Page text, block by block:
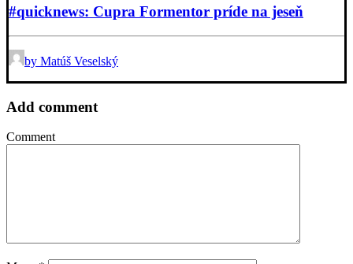
#quicknews: Cupra Formentor príde na jeseň
by Matúš Veselský
Add comment
Comment